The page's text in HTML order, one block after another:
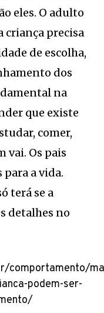
eles. O adulto
criança precisa
de escolha,
dos
na
que existe
comer,
vai. Os pais
a vida.
terá se a
detalhes no
comportamento/
podem-ser-